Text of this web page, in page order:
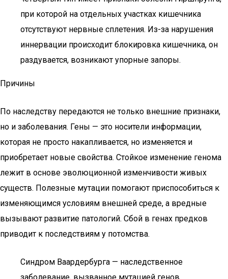
при которой на отдельных участках кишечника
отсутствуют нервные сплетения. Из-за нарушения
иннервации происходит блокировка кишечника, он
раздувается, возникают упорные запоры.
Причины
По наследству передаются не только внешние признаки,
но и заболевания. Гены — это носители информации,
которая не просто накапливается, но изменяется и
приобретает новые свойства. Стойкое изменение генома
лежит в основе эволюционной изменчивости живых
существ. Полезные мутации помогают приспособиться к
изменяющимся условиям внешней среде, а вредные
вызывают развитие патологий. Сбой в генах предков
приводит к последствиям у потомства.
Синдром Ваардербурга — наследственное